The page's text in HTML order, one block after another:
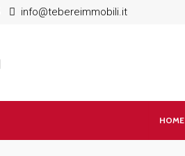
info@tebereimmobili.it
HOME